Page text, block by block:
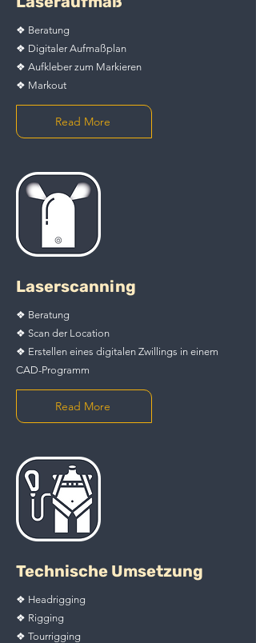
❖ Beratung
❖ Digitaler Aufmaßplan
❖ Aufkleber zum Markieren
❖ Markout
Read More
Laserscanning
❖ Beratung
❖ Scan der Location
❖ Erstellen eines digitalen Zwillings in einem
CAD-Programm
Read More
Technische Umsetzung
❖ Headrigging
❖ Rigging
❖ Tourrigging